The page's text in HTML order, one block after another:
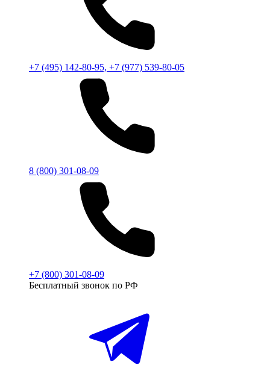
+7 (495) 142-80-95, +7 (977) 539-80-05
8 (800) 301-08-09
+7 (800) 301-08-09
Бесплатный звонок по РФ